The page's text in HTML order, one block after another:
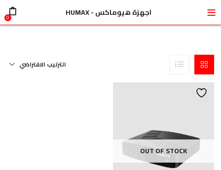
قبل اجراء أي عملية شراء الرجاء التفضل
اجهزة هيوماكس - HUMAX 0
الترتيب الافتراضي
OUT OF STOCK